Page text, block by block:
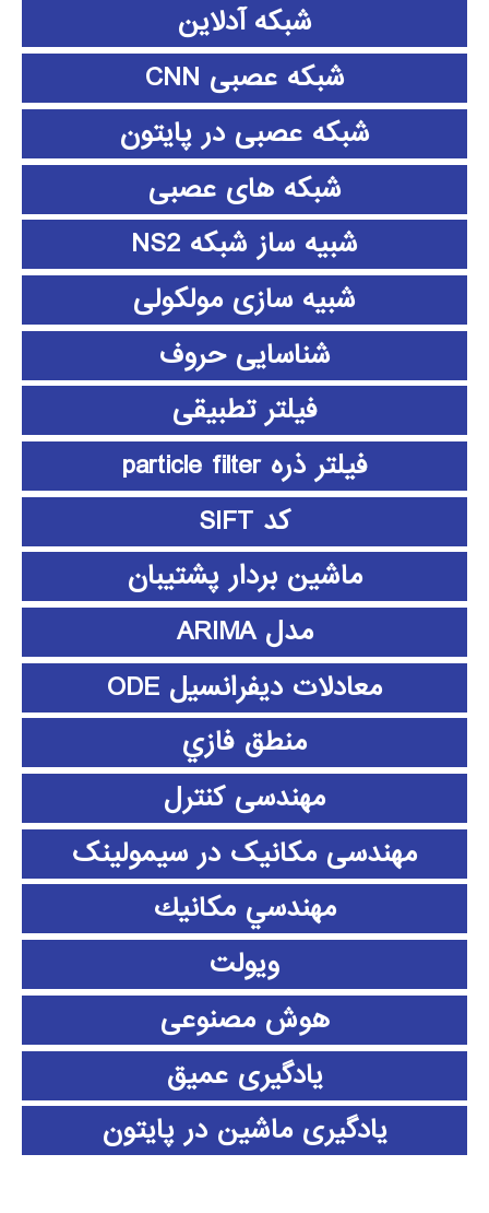
شبکه آدلاین
شبکه عصبی CNN
شبکه عصبی در پایتون
شبکه های عصبی
شبیه ساز شبکه NS2
شبیه سازی مولکولی
شناسایی حروف
فیلتر تطبیقی
فیلتر ذره particle filter
کد SIFT
ماشین بردار پشتیبان
مدل ARIMA
معادلات دیفرانسیل ODE
منطق فازي
مهندسی کنترل
مهندسی مکانیک در سیمولینک
مهندسي مكانيك
ویولت
هوش مصنوعی
یادگیری عمیق
یادگیری ماشین در پایتون